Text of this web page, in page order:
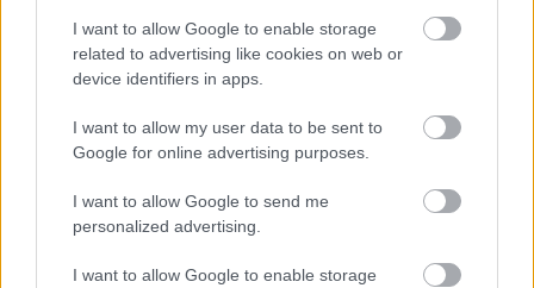
I want to allow Google to enable storage
related to advertising like cookies on web or
device identifiers in apps.
I want to allow my user data to be sent to
Google for online advertising purposes.
I want to allow Google to send me
personalized advertising.
I want to allow Google to enable storage